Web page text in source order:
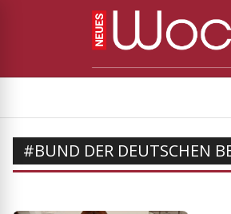
#BUND DER DEUTSCHEN